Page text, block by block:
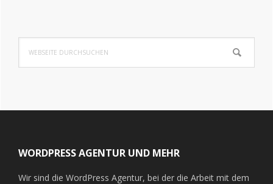
durchsuchen
WORDPRESS AGENTUR UND MEHR
Wir sind die WordPress Agentur, bei der die Arbeit mit dem